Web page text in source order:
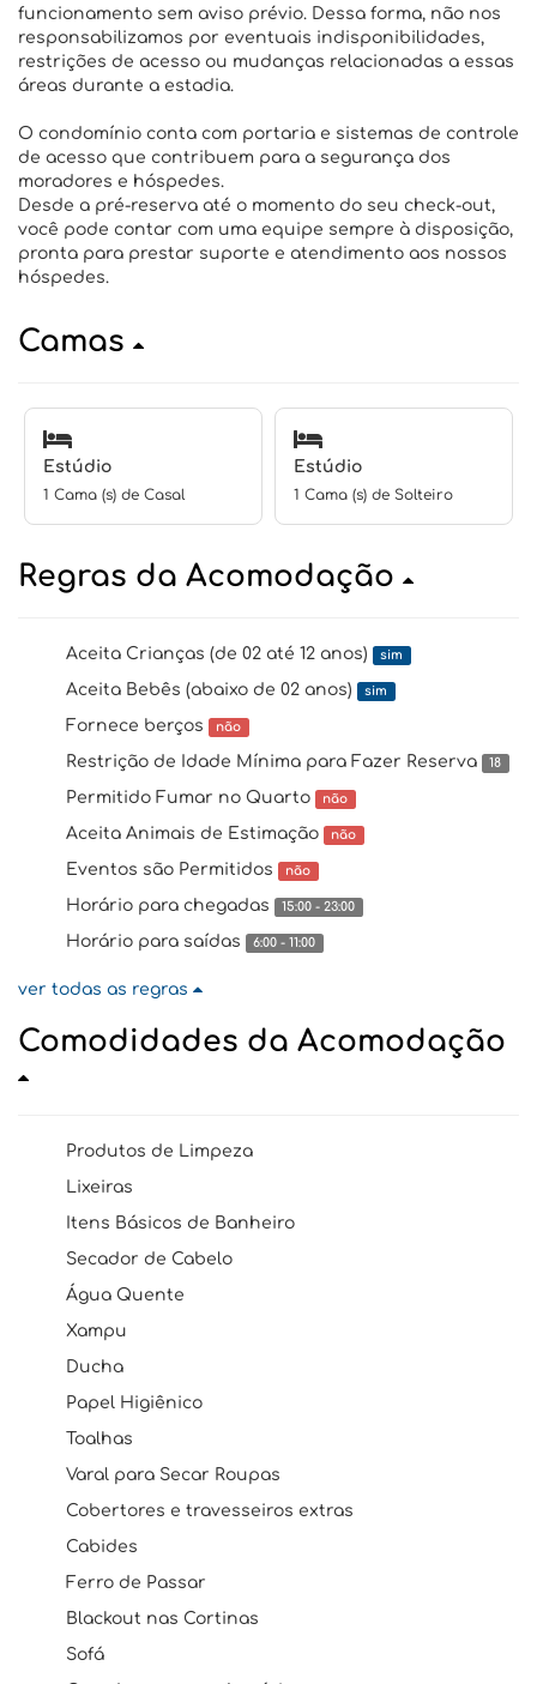
funcionamento sem aviso prévio. Dessa forma, não nos
responsabilizamos por eventuais indisponibilidades,
restrições de acesso ou mudanças relacionadas a essas
áreas durante a estadia.
O condomínio conta com portaria e sistemas de controle
de acesso que contribuem para a segurança dos
moradores e hóspedes.
Desde a pré-reserva até o momento do seu check-out,
você pode contar com uma equipe sempre à disposição,
pronta para prestar suporte e atendimento aos nossos
hóspedes.
Camas
Estúdio
1 Cama (s) de Casal
Estúdio
1 Cama (s) de Solteiro
Regras da Acomodação
Aceita Crianças (de 02 até 12 anos) sim
Aceita Bebês (abaixo de 02 anos) sim
Fornece berços não
Restrição de Idade Mínima para Fazer Reserva 18
Permitido Fumar no Quarto não
Aceita Animais de Estimação não
Eventos são Permitidos não
Horário para chegadas 15:00 - 23:00
Horário para saídas 6:00 - 11:00
ver todas as regras
Comodidades da Acomodação
Produtos de Limpeza
Lixeiras
Itens Básicos de Banheiro
Secador de Cabelo
Água Quente
Xampu
Ducha
Papel Higiênico
Toalhas
Varal para Secar Roupas
Cobertores e travesseiros extras
Cabides
Ferro de Passar
Blackout nas Cortinas
Sofá